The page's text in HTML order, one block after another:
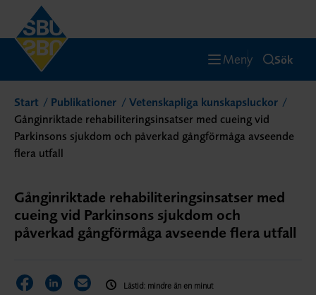
Meny Sök
Start Publikationer
Vetenskapliga kunskapsluckor
Gånginriktade rehabiliteringsinsatser med cueing vid
Parkinsons sjukdom och påverkad gångförmåga avseende
flera utfall
Gånginriktade rehabiliteringsinsatser med
cueing vid Parkinsons sjukdom och
påverkad gångförmåga avseende flera utfall
Dela sidan på Facebook
Dela sidan på LinkedIn
Dela sidan via E-post
Lästid: mindre än en minut